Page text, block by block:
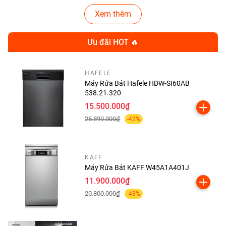
2. Giới Thiệu Bếp Từ Đôi
Kocher X-Nano 9
Xem thêm
Ưu đãi HOT 🔥
HAFELE
Máy Rửa Bát Hafele HDW-SI60AB
538.21.320
15.500.000₫
26.890.000₫ -42%
KAFF
Máy Rửa Bát KAFF W45A1A401J
11.900.000₫
20.800.000₫ -43%